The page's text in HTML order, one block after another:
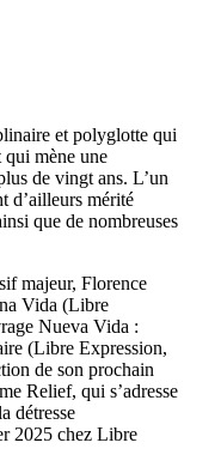
et polyglotte qui
qui mène une
de vingt ans. L’un
d’ailleurs mérité
que de nombreuses
majeur, Florence
Vida (Libre
Nueva Vida :
(Libre Expression,
de son prochain
Relief, qui s’adresse
détresse
2025 chez Libre